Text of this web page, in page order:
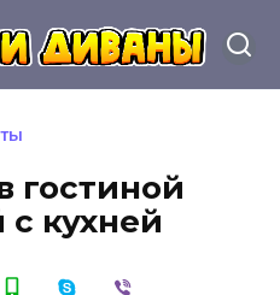
гостиной
кухней